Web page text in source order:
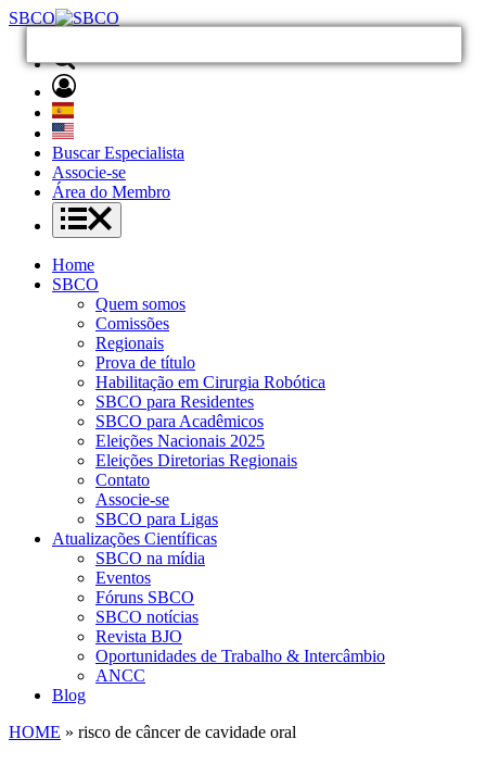
SBCO
Buscar Especialista
Associe-se
Área do Membro
Home
SBCO
Quem somos
Comissões
Regionais
Prova de título
Habilitação em Cirurgia Robótica
SBCO para Residentes
SBCO para Acadêmicos
Eleições Nacionais 2025
Eleições Diretorias Regionais
Contato
Associe-se
SBCO para Ligas
Atualizações Científicas
SBCO na mídia
Eventos
Fóruns SBCO
SBCO notícias
Revista BJO
Oportunidades de Trabalho & Intercâmbio
ANCC
Blog
HOME » risco de câncer de cavidade oral